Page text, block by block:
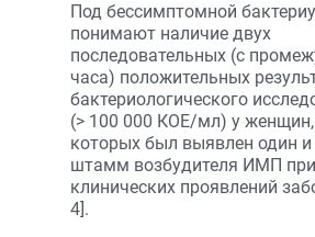
Под бессимптомной
понимают наличие двух
последовательных (с
часа) положительных
бактериологического
(> 100 000 КОЕ/мл) у
которых был выявлен один и
штамм возбудителя ИМП при
клинических проявлений
4].